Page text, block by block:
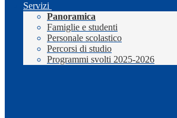
Servizi
Panoramica
Famiglie e studenti
Personale scolastico
Percorsi di studio
Programmi svolti 2025-2026